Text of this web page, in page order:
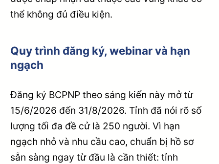
thể không đủ điều kiện.
Quy trình đăng ký, webinar và hạn
ngạch
Đăng ký BCPNP theo sáng kiến này mở từ
15/6/2026 đến 31/8/2026. Tỉnh đã nói rõ số
lượng tối đa đề cử là 250 người. Vì hạn
ngạch nhỏ và nhu cầu cao, chuẩn bị hồ sơ
sẵn sàng ngay từ đầu là cần thiết: tỉnh